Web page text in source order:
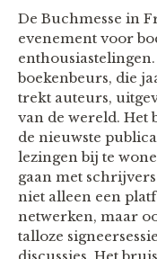
De Buchmesse in
evenement voor
boekenbeurs, die
trekt auteurs,
van de wereld. Het
de nieuwste
lezingen bij te
gaan met
niet alleen een
netwerken, maar
talloze
discussies. Het